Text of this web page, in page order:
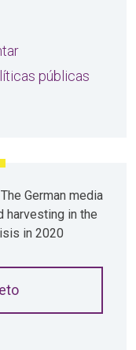
públicas